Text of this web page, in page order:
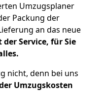
Umzugsplaner
Packung der
an das neue
Service, für Sie
nicht, denn bei uns
Umzugskosten